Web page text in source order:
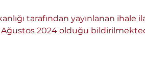
tarafından yayınlanan
2024 olduğu